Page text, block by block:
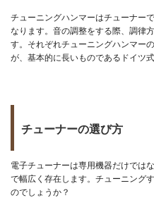
チューニングハンマーはチューナー
なります。音の調整をする際、調律
す。それぞれチューニングハンマー
が、基本的に長いものであるドイツ
チューナーの選び方
電子チューナーは専用機器だけでは
で幅広く存在します。チューニング
のでしょうか？